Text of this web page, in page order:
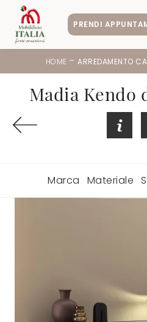
PRENDI
HOME -ARREDAMENTO
Madia Kendo
Marca Materiale